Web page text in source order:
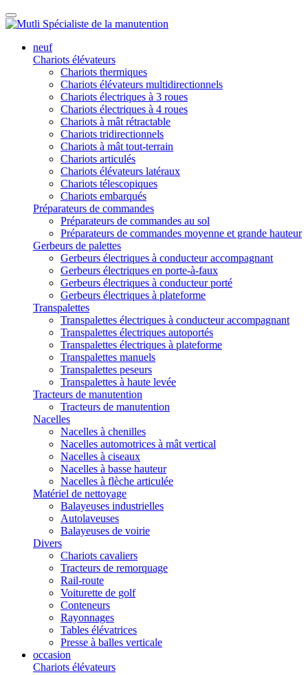
neuf
Chariots élévateurs
Chariots thermiques
Chariots élévateurs multidirectionnels
Chariots électriques à 3 roues
Chariots électriques à 4 roues
Chariots à mât rétractable
Chariots tridirectionnels
Chariots à mât tout-terrain
Chariots articulés
Chariots élévateurs latéraux
Chariots télescopiques
Chariots embarqués
Préparateurs de commandes
Préparateurs de commandes au sol
Préparateurs de commandes moyenne et grande hauteur
Gerbeurs de palettes
Gerbeurs électriques à conducteur accompagnant
Gerbeurs électriques en porte-à-faux
Gerbeurs électriques à conducteur porté
Gerbeurs électriques à plateforme
Transpalettes
Transpalettes électriques à conducteur accompagnant
Transpalettes électriques autoportés
Transpalettes électriques à plateforme
Transpalettes manuels
Transpalettes peseurs
Transpalettes à haute levée
Tracteurs de manutention
Tracteurs de manutention
Nacelles
Nacelles à chenilles
Nacelles automotrices à mât vertical
Nacelles à ciseaux
Nacelles à basse hauteur
Nacelles à flèche articulée
Matériel de nettoyage
Balayeuses industrielles
Autolaveuses
Balayeuses de voirie
Divers
Chariots cavaliers
Tracteurs de remorquage
Rail-route
Voiturette de golf
Conteneurs
Rayonnages
Tables élévatrices
Presse à balles verticale
occasion
Chariots élévateurs